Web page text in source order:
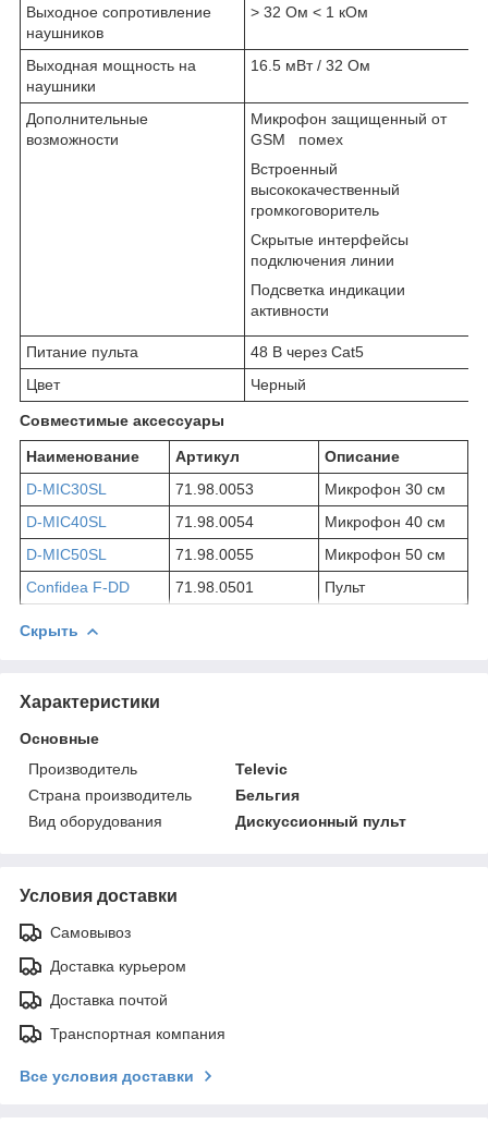
Выходное сопротивление
наушников
> 32 Ом < 1 кОм
Выходная мощность на
наушники
16.5 мВт / 32 Ом
Дополнительные
возможности
Микрофон защищенный от
GSM помех
Встроенный
высококачественный
громкоговоритель
Скрытые интерфейсы
подключения линии
Подсветка индикации
активности
Питание пульта
48 В через Cat5
Цвет
Черный
Совместимые аксессуары
Наименование Артикул
Описание
D-MIC30SL
71.98.0053
Микрофон 30 см
D-MIC40SL
71.98.0054
Микрофон 40 см
D-MIC50SL
71.98.0055
Микрофон 50 см
Confidea F-DD
71.98.0501 Пульт
Скрыть
Характеристики
Основные
Производитель
Televic
Страна производитель
Бельгия
Вид оборудования
Дискуссионный пульт
Условия доставки
Самовывоз
Доставка курьером
Доставка почтой
Транспортная компания
Все условия доставки